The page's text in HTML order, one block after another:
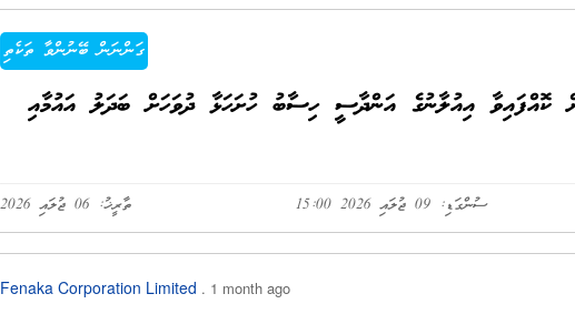
ގަންނަން ބޭނުންވާ ތަކެތި
ކޮއްފައިވާ އިއުލާނުގެ އަންދާސީ ހިސާބު ހުށަހަޅާ ދުވަހަށް ބަދަލު އައުމާއި
ތާރީޚު: 06 ޖުލައި 2026 ސުންގަޑި: 09 ޖުލައި 2026 15:00
Fenaka Corporation Limited . 1 month ago